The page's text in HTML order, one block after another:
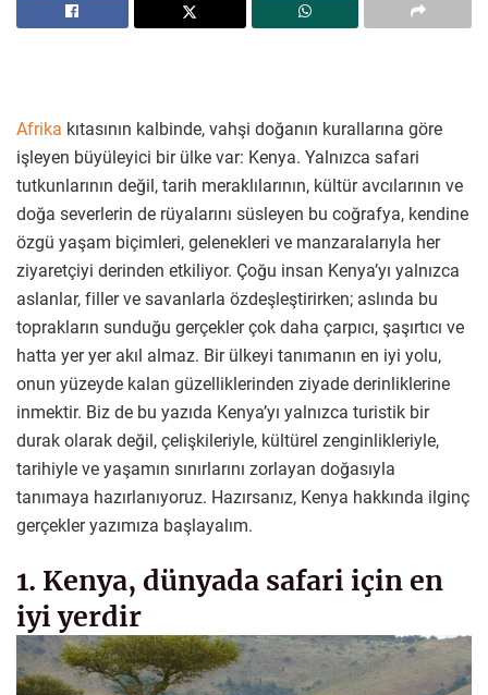
Afrika kıtasının kalbinde, vahşi doğanın kurallarına göre
işleyen büyüleyici bir ülke var: Kenya. Yalnızca safari
tutkunlarının değil, tarih meraklılarının, kültür avcılarının ve
doğa severlerin de rüyalarını süsleyen bu coğrafya, kendine
özgü yaşam biçimleri, gelenekleri ve manzaralarıyla her
ziyaretçiyi derinden etkiliyor. Çoğu insan Kenya’yı yalnızca
aslanlar, filler ve savanlarla özdeşleştirirken; aslında bu
toprakların sunduğu gerçekler çok daha çarpıcı, şaşırtıcı ve
hatta yer yer akıl almaz. Bir ülkeyi tanımanın en iyi yolu,
onun yüzeyde kalan güzelliklerinden ziyade derinliklerine
inmektir. Biz de bu yazıda Kenya’yı yalnızca turistik bir
durak olarak değil, çelişkileriyle, kültürel zenginlikleriyle,
tarihiyle ve yaşamın sınırlarını zorlayan doğasıyla
tanımaya hazırlanıyoruz. Hazırsanız, Kenya hakkında ilginç
gerçekler yazımıza başlayalım.
1. Kenya, dünyada safari için en
iyi yerdir